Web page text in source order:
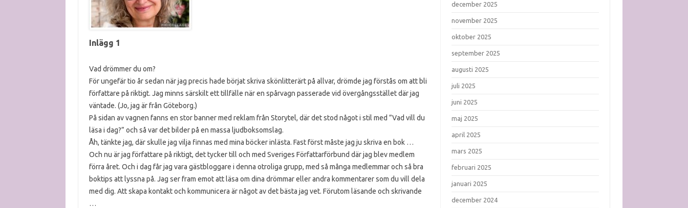
Inlägg 1
Vad drömmer du om?
För ungefär tio år sedan när jag precis hade börjat skriva skönlitterärt på allvar, drömde jag förstås om att bli
författare på riktigt. Jag minns särskilt ett tillfälle när en spårvagn passerade vid övergångsstället där jag
väntade. (Jo, jag är från Göteborg.)
På sidan av vagnen fanns en stor banner med reklam från Storytel, där det stod något i stil med ”Vad vill du
läsa i dag?” och så var det bilder på en massa ljudboksomslag.
Åh, tänkte jag, där skulle jag vilja finnas med mina böcker inlästa. Fast först måste jag ju skriva en bok …
Och nu är jag författare på riktigt, det tycker till och med Sveriges Författarförbund där jag blev medlem
förra året. Och i dag får jag vara gästbloggare i denna otroliga grupp, med så många medlemmar och så bra
boktips att lyssna på. Jag ser fram emot att läsa om dina drömmar eller andra kommentarer som du vill dela
med dig. Att skapa kontakt och kommunicera är något av det bästa jag vet. Förutom läsande och skrivande
…
december 2025
november 2025
oktober 2025
september 2025
augusti 2025
juli 2025
juni 2025
maj 2025
april 2025
mars 2025
februari 2025
januari 2025
december 2024